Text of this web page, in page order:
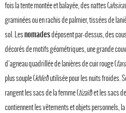
fois la tente montée et balayée, des nattes (
graminées ou en rachis de palmier, tissées de
sol. Les nomadesdéposent par-dessus, des
décorés de motifs géométriques, une grande
d’agneau quadrillée de lanières de cuir rouge (faro
plus souple (khlef) utilisée pour les nuits froides.
rangent les sacs de la femme (tizaït) et les sacs
contiennent les vêtements et objets personnels,